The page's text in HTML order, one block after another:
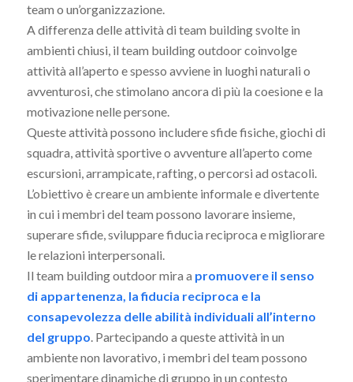
team o un’organizzazione.
A differenza delle attività di team building svolte in
ambienti chiusi, il team building outdoor coinvolge
attività all’aperto e spesso avviene in luoghi naturali o
avventurosi, che stimolano ancora di più la coesione e la
motivazione nelle persone.
Queste attività possono includere sfide fisiche, giochi di
squadra, attività sportive o avventure all’aperto come
escursioni, arrampicate, rafting, o percorsi ad ostacoli.
L’obiettivo è creare un ambiente informale e divertente
in cui i membri del team possono lavorare insieme,
superare sfide, sviluppare fiducia reciproca e migliorare
le relazioni interpersonali.
Il team building outdoor mira a promuovere il senso
di appartenenza, la fiducia reciproca e la
consapevolezza delle abilità individuali all’interno
del gruppo. Partecipando a queste attività in un
ambiente non lavorativo, i membri del team possono
sperimentare dinamiche di gruppo in un contesto